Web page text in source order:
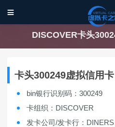

DISCOVER卡头
卡头300249虚拟信用卡
bin银行识别码：300249
卡组织：DISCOVER
发卡公司/发卡行：